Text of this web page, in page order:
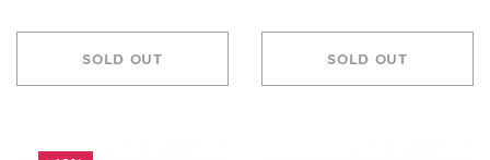
SOLD OUT SOLD OUT